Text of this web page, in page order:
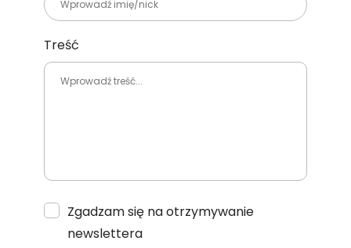
Treść
Zgadzam się na otrzymywanie
newslettera